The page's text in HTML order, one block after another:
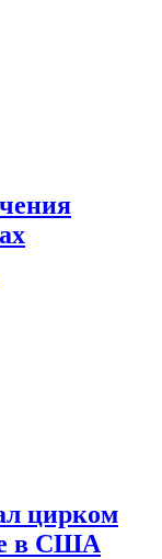
цирком
в США